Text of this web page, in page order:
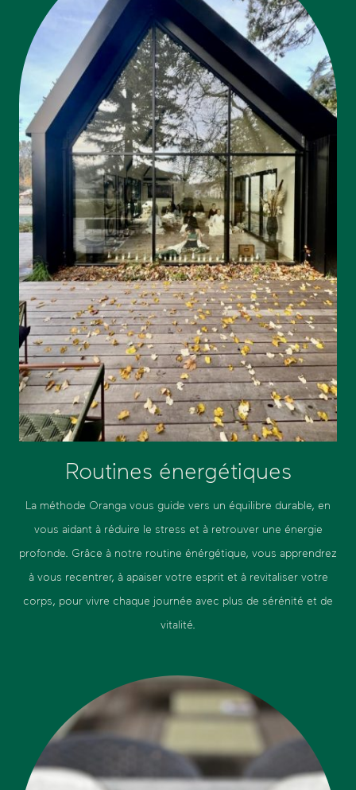
Routines énergétiques
La méthode Oranga vous guide vers un équilibre durable, en
vous aidant à réduire le stress et à retrouver une énergie
profonde. Grâce à notre routine énérgétique, vous apprendrez
à vous recentrer, à apaiser votre esprit et à revitaliser votre
corps, pour vivre chaque journée avec plus de sérénité et de
vitalité.